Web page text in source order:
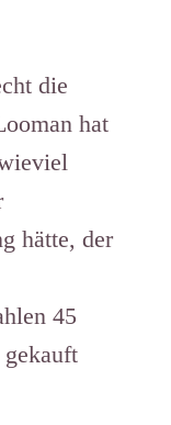
die
hat
hätte, der
45